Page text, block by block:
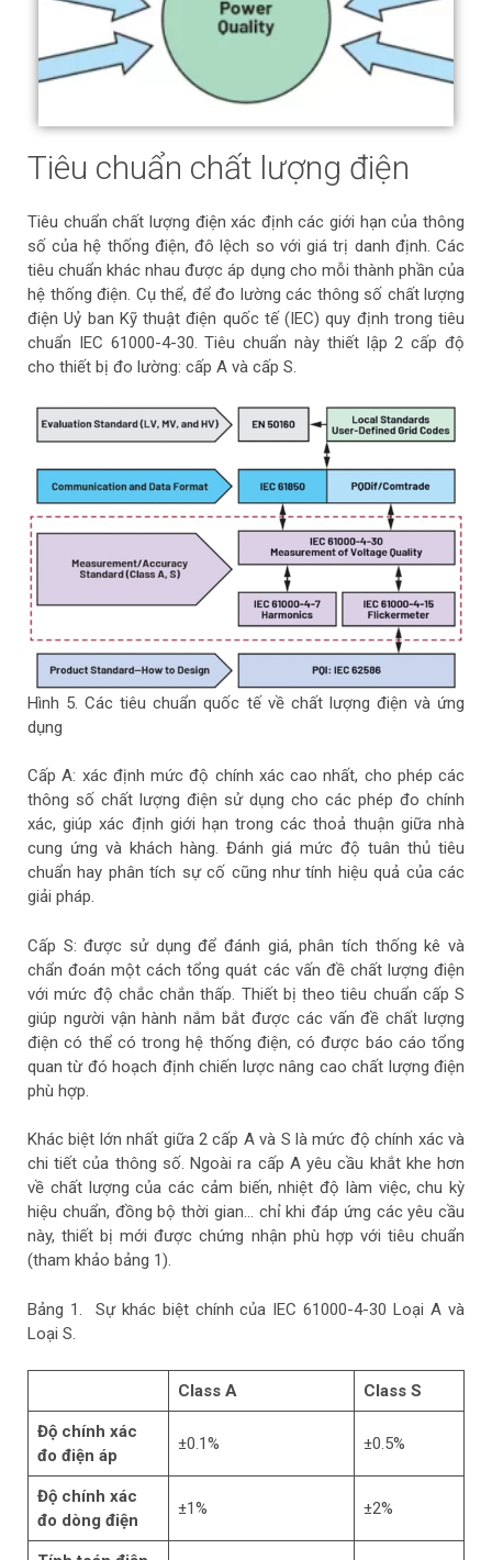
Tiêu chuẩn chất lượng điện
Tiêu chuẩn chất lượng điện xác định các giới hạn của thông
số của hệ thống điện, đô lệch so với giá trị danh định. Các
tiêu chuẩn khác nhau được áp dụng cho mỗi thành phần của
hệ thống điện. Cụ thể, để đo lường các thông số chất lượng
điện Uỷ ban Kỹ thuật điện quốc tế (IEC) quy định trong tiêu
chuẩn IEC 61000-4-30. Tiêu chuẩn này thiết lập 2 cấp độ
cho thiết bị đo lường: cấp A và cấp S.
Hình 5. Các tiêu chuẩn quốc tế về chất lượng điện và ứng
dụng
Cấp A: xác định mức độ chính xác cao nhất, cho phép các
thông số chất lượng điện sử dụng cho các phép đo chính
xác, giúp xác định giới hạn trong các thoả thuận giữa nhà
cung ứng và khách hàng. Đánh giá mức độ tuân thủ tiêu
chuẩn hay phân tích sự cố cũng như tính hiệu quả của các
giải pháp.
Cấp S: được sử dụng để đánh giá, phân tích thống kê và
chẩn đoán một cách tổng quát các vấn đề chất lượng điện
với mức độ chắc chắn thấp. Thiết bị theo tiêu chuẩn cấp S
giúp người vận hành nắm bắt được các vấn đề chất lượng
điện có thể có trong hệ thống điện, có được báo cáo tổng
quan từ đó hoạch định chiến lược nâng cao chất lượng điện
phù hợp.
Khác biệt lớn nhất giữa 2 cấp A và S là mức độ chính xác và
chi tiết của thông số. Ngoài ra cấp A yêu cầu khắt khe hơn
về chất lượng của các cảm biến, nhiệt độ làm việc, chu kỳ
hiệu chuẩn, đồng bộ thời gian… chỉ khi đáp ứng các yêu cầu
này, thiết bị mới được chứng nhận phù hợp với tiêu chuẩn
(tham khảo bảng 1).
Bảng 1. Sự khác biệt chính của IEC 61000-4-30 Loại A và
Loại S.
Class A Class S
Độ chính xác
đo điện áp
±0.1% ±0.5%
Độ chính xác
đo dòng điện
±1% ±2%